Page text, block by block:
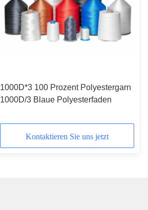
1000D*3 100 Prozent Polyestergarn
1000D/3 Blaue Polyesterfaden
Kontaktieren Sie uns jetzt